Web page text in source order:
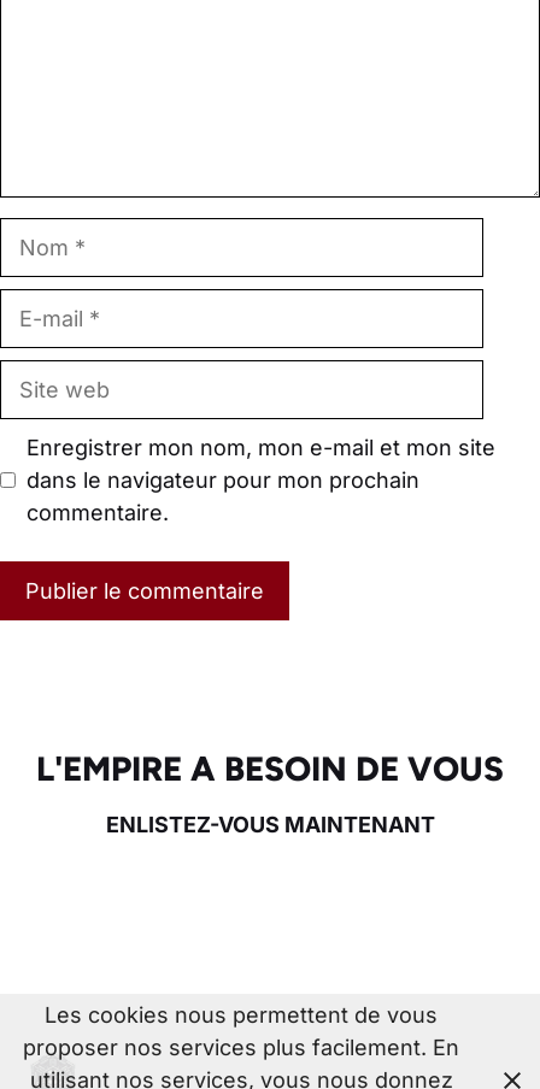
Site
web
Enregistrer mon nom, mon e-mail et mon site
dans le navigateur pour mon prochain
commentaire.
L'EMPIRE A BESOIN DE VOUS
ENLISTEZ-VOUS MAINTENANT
Les cookies nous permettent de vous
proposer nos services plus facilement. En
utilisant nos services, vous nous donnez